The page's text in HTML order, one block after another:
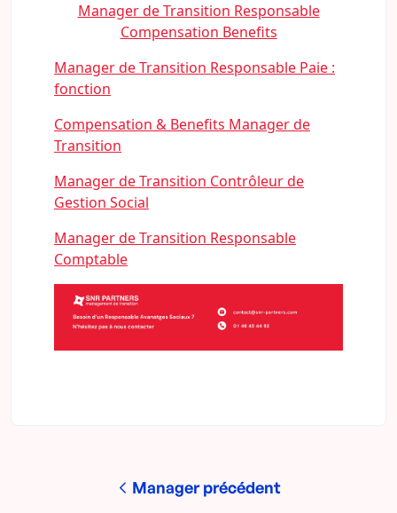
Manager de Transition Responsable
Compensation Benefits
Manager de Transition Responsable Paie :
fonction
Compensation & Benefits Manager de
Transition
Manager de Transition Contrôleur de
Gestion Social
Manager de Transition Responsable
Comptable
Manager précédent